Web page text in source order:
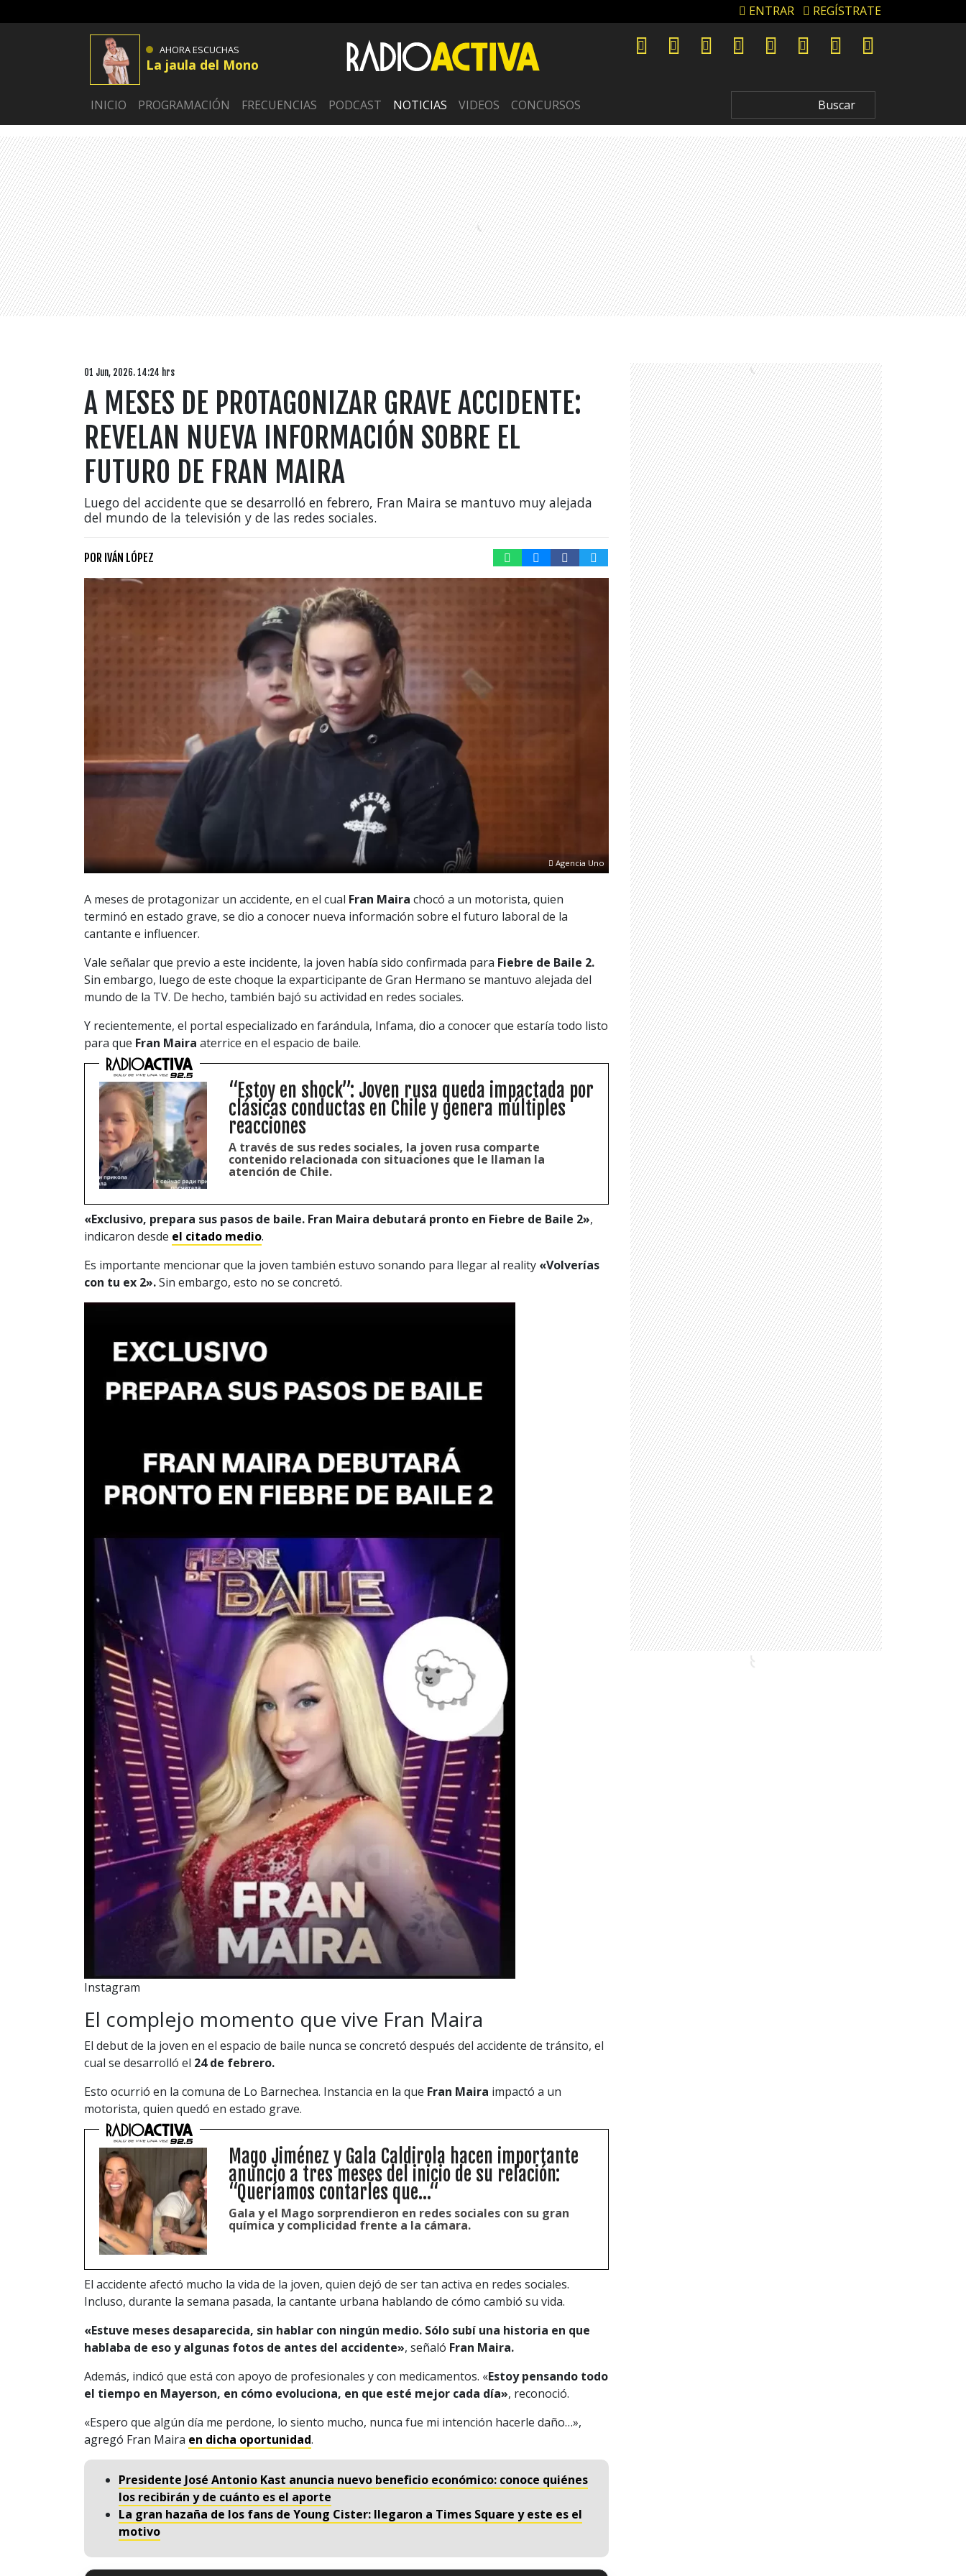
ENTRAR REGÍSTRATE
AHORA ESCUCHAS
La jaula del Mono
INICIO PROGRAMACIÓN FRECUENCIAS PODCAST NOTICIAS VIDEOS CONCURSOS
01 Jun, 2026. 14:24 hrs
A MESES DE PROTAGONIZAR GRAVE ACCIDENTE:
REVELAN NUEVA INFORMACIÓN SOBRE EL
FUTURO DE FRAN MAIRA
Luego del accidente que se desarrolló en febrero, Fran Maira se mantuvo muy alejada
del mundo de la televisión y de las redes sociales.
POR IVÁN LÓPEZ
Agencia Uno
A meses de protagonizar un accidente, en el cual Fran Maira chocó a un motorista, quien
terminó en estado grave, se dio a conocer nueva información sobre el futuro laboral de la
cantante e influencer.
Vale señalar que previo a este incidente, la joven había sido confirmada para Fiebre de Baile 2.
Sin embargo, luego de este choque la exparticipante de Gran Hermano se mantuvo alejada del
mundo de la TV. De hecho, también bajó su actividad en redes sociales.
Y recientemente, el portal especializado en farándula, Infama, dio a conocer que estaría todo listo
para que Fran Maira aterrice en el espacio de baile.
“Estoy en shock”: Joven rusa queda impactada por
clásicas conductas en Chile y genera múltiples
reacciones
A través de sus redes sociales, la joven rusa comparte
contenido relacionada con situaciones que le llaman la
atención de Chile.
«Exclusivo, prepara sus pasos de baile. Fran Maira debutará pronto en Fiebre de Baile 2»,
indicaron desde el citado medio.
Es importante mencionar que la joven también estuvo sonando para llegar al reality «Volverías
con tu ex 2».Sin embargo, esto no se concretó.
Instagram
El complejo momento que vive Fran Maira
El debut de la joven en el espacio de baile nunca se concretó después del accidente de tránsito, el
cual se desarrolló el 24 de febrero.
Esto ocurrió en la comuna de Lo Barnechea. Instancia en la que Fran Maira impactó a un
motorista, quien quedó en estado grave.
Mago Jiménez y Gala Caldirola hacen importante
anuncio a tres meses del inicio de su relación:
“Queríamos contarles que...“
Gala y el Mago sorprendieron en redes sociales con su gran
química y complicidad frente a la cámara.
El accidente afectó mucho la vida de la joven, quien dejó de ser tan activa en redes sociales.
Incluso, durante la semana pasada, la cantante urbana hablando de cómo cambió su vida.
«Estuve meses desaparecida, sin hablar con ningún medio. Sólo subí una historia en que
hablaba de eso y algunas fotos de antes del accidente», señaló Fran Maira.
Además, indicó que está con apoyo de profesionales y con medicamentos. «Estoy pensando todo
el tiempo en Mayerson, en cómo evoluciona, en que esté mejor cada día», reconoció.
«Espero que algún día me perdone, lo siento mucho, nunca fue mi intención hacerle daño…»,
agregó Fran Maira en dicha oportunidad.
Presidente José Antonio Kast anuncia nuevo beneficio económico: conoce quiénes
los recibirán y de cuánto es el aporte
La gran hazaña de los fans de Young Cister: llegaron a Times Square y este es el
motivo